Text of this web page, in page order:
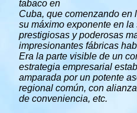
tabaco en
Cuba, que comenzando
su máximo exponente en
prestigiosas y poderosas
impresionantes fábricas
Era la parte visible de un
estrategia empresarial
amparada por un potente
regional común, con
de conveniencia, etc.